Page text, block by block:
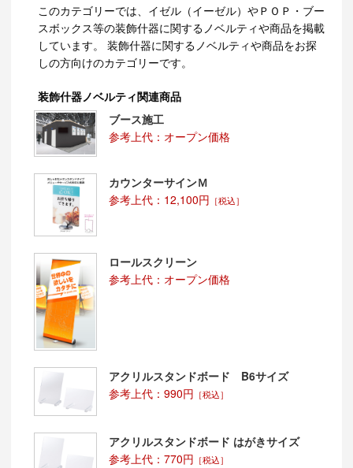
このカテゴリーでは、イゼル（イーゼル）やＰＯＰ・ブー
スボックス等の装飾什器に関するノベルティや商品を掲載
しています。 装飾什器に関するノベルティや商品をお探
しの方向けのカテゴリーです。
装飾什器ノベルティ関連商品
ブース施工
参考上代：オープン価格
カウンターサインＭ
参考上代：12,100円 ［税込］
ロールスクリーン
参考上代：オープン価格
アクリルスタンドボード B6サイズ
参考上代：990円 ［税込］
アクリルスタンドボード はがきサイズ
参考上代：770円 ［税込］